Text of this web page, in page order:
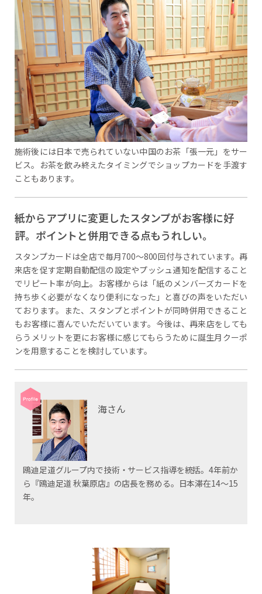
施術後には日本で売られていない中国のお茶「張一元」をサー
ビス。お茶を飲み終えたタイミングでショップカードを手渡す
こともあります。
紙からアプリに変更したスタンプがお客様に好
評。ポイントと併用できる点もうれしい。
スタンプカードは全店で毎月700～800回付与されています。再
来店を促す定期自動配信の設定やプッシュ通知を配信すること
でリピート率が向上。お客様からは「紙のメンバーズカードを
持ち歩く必要がなくなり便利になった」と喜びの声をいただい
ております。また、スタンプとポイントが同時併用できること
もお客様に喜んでいただいています。今後は、再来店をしても
らうメリットを更にお客様に感じてもらうために誕生月クーポ
ンを用意することを検討しています。
海さん
鴎迪足道グループ内で技術・サービス指導を統括。4年前か
ら『鴎迪足道 秋葉原店』の店長を務める。日本滞在14～15
年。